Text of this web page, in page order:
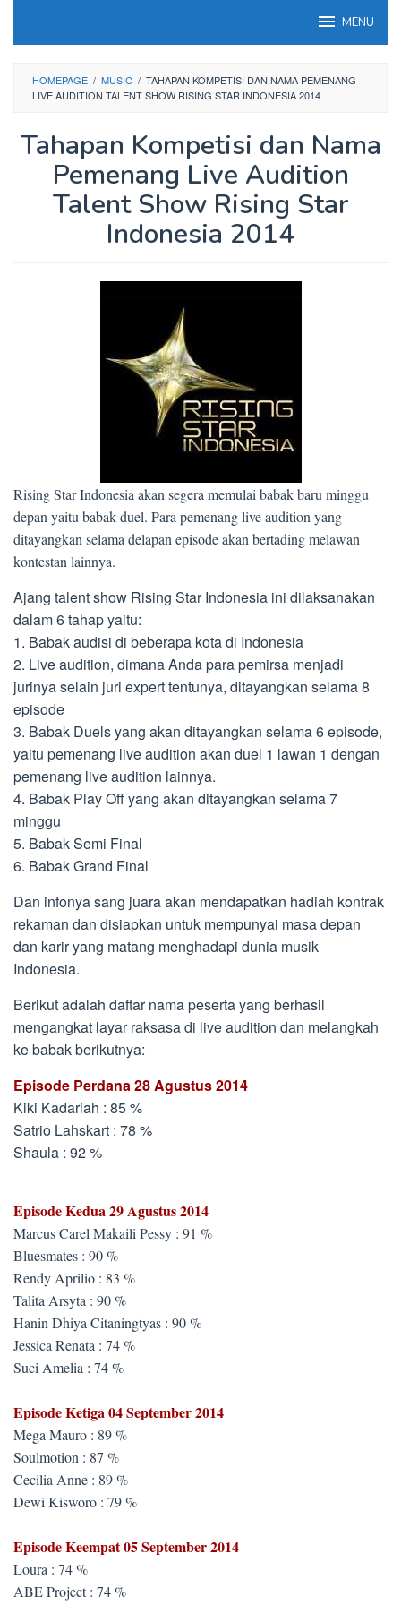
MENU
HOMEPAGE / MUSIC / TAHAPAN KOMPETISI DAN NAMA PEMENANG
LIVE AUDITION TALENT SHOW RISING STAR INDONESIA 2014
Tahapan Kompetisi dan Nama
Pemenang Live Audition
Talent Show Rising Star
Indonesia 2014
Rising Star Indonesia akan segera memulai babak baru minggu
depan yaitu babak duel. Para pemenang live audition yang
ditayangkan selama delapan episode akan bertading melawan
kontestan lainnya.
Ajang talent show Rising Star Indonesia ini dilaksanakan
dalam 6 tahap yaitu:
1. Babak audisi di beberapa kota di Indonesia
2. Live audition, dimana Anda para pemirsa menjadi
jurinya selain juri expert tentunya, ditayangkan selama 8
episode
3. Babak Duels yang akan ditayangkan selama 6 episode,
yaitu pemenang live audition akan duel 1 lawan 1 dengan
pemenang live audition lainnya.
4. Babak Play Off yang akan ditayangkan selama 7
minggu
5. Babak Semi Final
6. Babak Grand Final
Dan infonya sang juara akan mendapatkan hadiah kontrak
rekaman dan disiapkan untuk mempunyai masa depan
dan karir yang matang menghadapi dunia musik
Indonesia.
Berikut adalah daftar nama peserta yang berhasil
mengangkat layar raksasa di live audition dan melangkah
ke babak berikutnya:
Episode Perdana 28 Agustus 2014
Kiki Kadariah : 85 %
Satrio Lahskart : 78 %
Shaula : 92 %
Episode Kedua 29 Agustus 2014
Marcus Carel Makaili Pessy : 91 %
Bluesmates : 90 %
Rendy Aprilio : 83 %
Talita Arsyta : 90 %
Hanin Dhiya Citaningtyas : 90 %
Jessica Renata : 74 %
Suci Amelia : 74 %
Episode Ketiga 04 September 2014
Mega Mauro : 89 %
Soulmotion : 87 %
Cecilia Anne : 89 %
Dewi Kisworo : 79 %
Episode Keempat 05 September 2014
Loura : 74 %
ABE Project : 74 %